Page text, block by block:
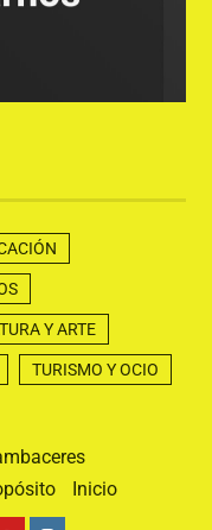
Y ARTE
TURISMO Y OCIO
Inicio